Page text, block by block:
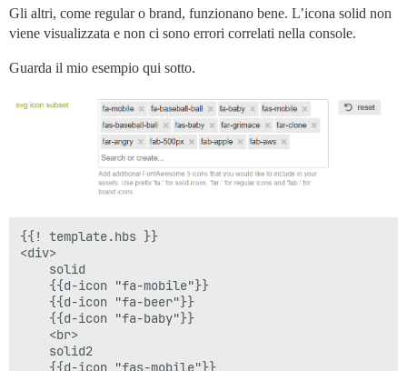
Gli altri, come regular o brand, funzionano bene. L’icona solid non
viene visualizzata e non ci sono errori correlati nella console.
Guarda il mio esempio qui sotto.
{{! template.hbs }}
<div>
    solid
    {{d-icon "fa-mobile"}}
    {{d-icon "fa-beer"}}
    {{d-icon "fa-baby"}}
    <br>
    solid2
    {{d-icon "fas-mobile"}}